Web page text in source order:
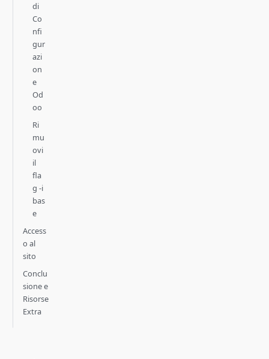
di
Co
nfi
gur
azi
on
e
Od
oo
Ri
mu
ovi
il
fla
g -i
bas
e
Access
o al
sito
Conclu
sione e
Risorse
Extra